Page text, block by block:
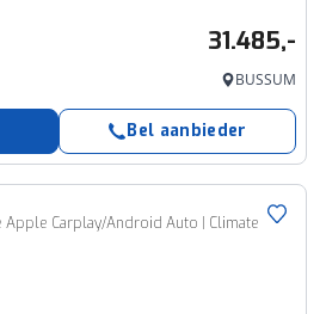
31.485,-
BUSSUM
Bel aanbieder
Carplay/Android Auto | Climate